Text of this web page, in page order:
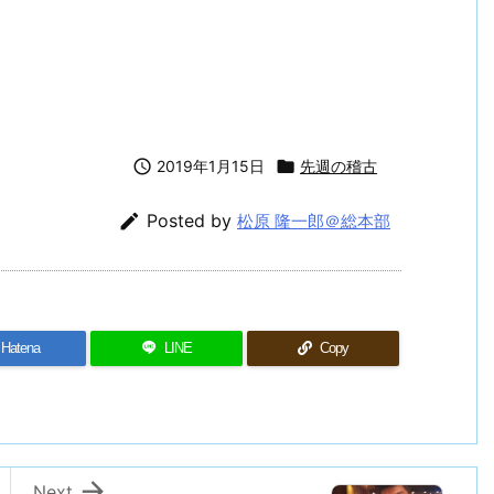
 2019年1月15日  先週の稽古
 Posted by 松原 隆一郎＠総本部
Hatena LINE Copy